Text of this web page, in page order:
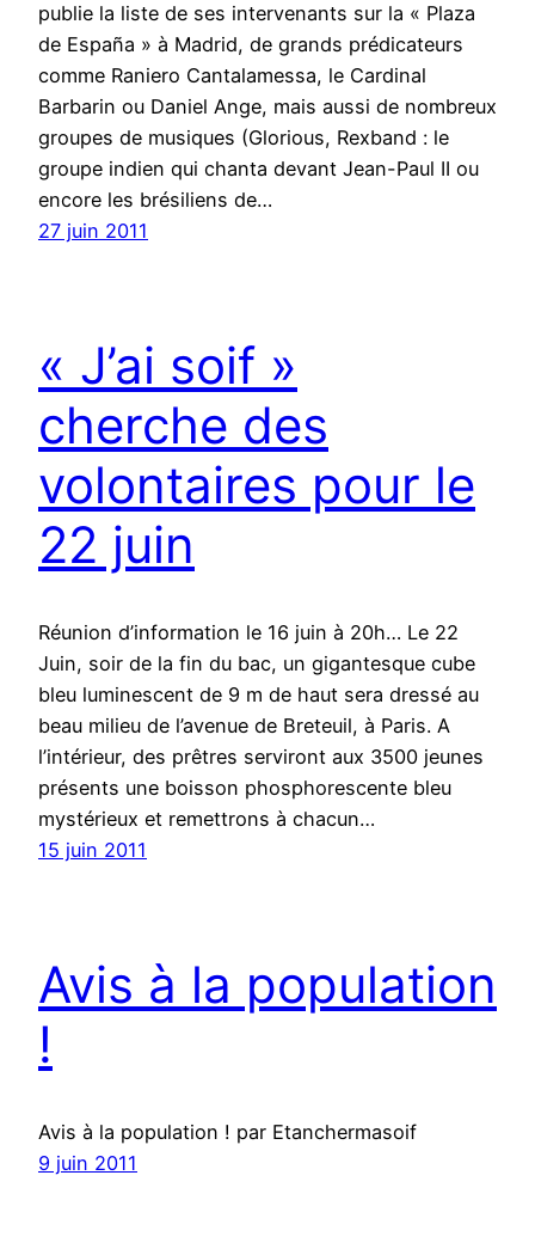
publie la liste de ses intervenants sur la « Plaza
de España » à Madrid, de grands prédicateurs
comme Raniero Cantalamessa, le Cardinal
Barbarin ou Daniel Ange, mais aussi de nombreux
groupes de musiques (Glorious, Rexband : le
groupe indien qui chanta devant Jean-Paul II ou
encore les brésiliens de…
27 juin 2011
« J’ai soif »
cherche des
volontaires pour le
22 juin
Réunion d’information le 16 juin à 20h… Le 22
Juin, soir de la fin du bac, un gigantesque cube
bleu luminescent de 9 m de haut sera dressé au
beau milieu de l’avenue de Breteuil, à Paris. A
l’intérieur, des prêtres serviront aux 3500 jeunes
présents une boisson phosphorescente bleu
mystérieux et remettrons à chacun…
15 juin 2011
Avis à la population
!
Avis à la population ! par Etanchermasoif
9 juin 2011